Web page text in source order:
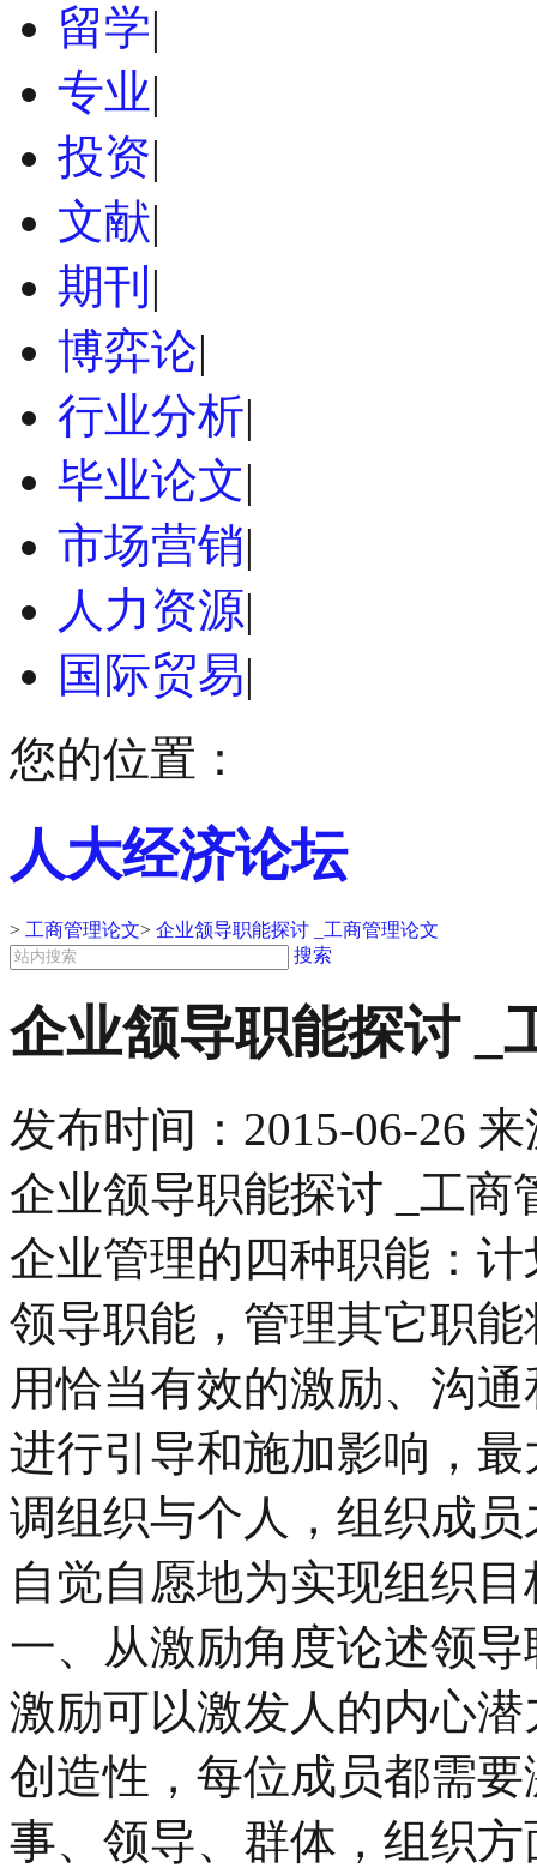
留学|
专业|
投资|
文献|
期刊 |
博弈论|
行业分析|
毕业论文|
市场营销|
人力资源|
国际贸易|
您的位置：
人大经济论坛
> 工商管理论文> 企业颔导职能探讨 _工商管理论文
搜索
企业颔导职能探讨 _
发布时间： 2015-06-26 来
企业颔导职能探讨 _工商
企业管理的四种职能：
领导职能，管理其它职
用恰当有效的激励、沟
进行引导和施加影响，
调组织与个人，组织成
自觉自愿地为实现组织
一、从激励角度论述领导
激励可以激发人的内心
创造性，每位成员都需
事、领导、群体，组织